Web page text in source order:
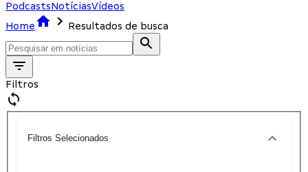
PodcastsNotíciasVídeos
Home
Resultados de busca
Filtros
Filtros Selecionados